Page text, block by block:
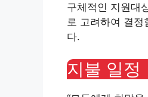
구체적인 지원대
로 고려하여 결
다.
지불 일정